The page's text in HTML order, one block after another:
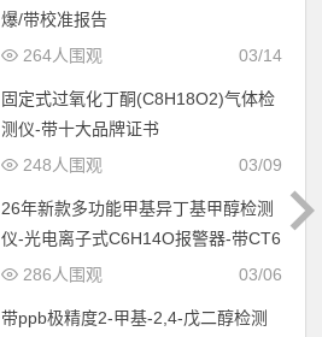
爆/带校准报告
03/14
264人围观
固定式过氧化丁酮(C8H18O2)气体检
测仪-带十大品牌证书
03/09
248人围观
26年新款多功能甲基异丁基甲醇检测
仪-光电离子式C6H14O报警器-带CT6
防爆设计
03/06
286人围观
带ppb极精度2-甲基-2,4-戊二醇检测